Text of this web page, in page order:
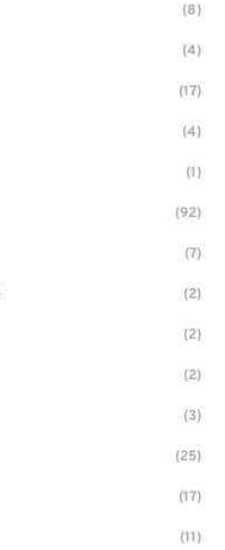
(8)
(4)
(17)
(4)
(1)
(92)
(7)
(2)
(2)
(2)
(3)
(25)
(17)
(11)